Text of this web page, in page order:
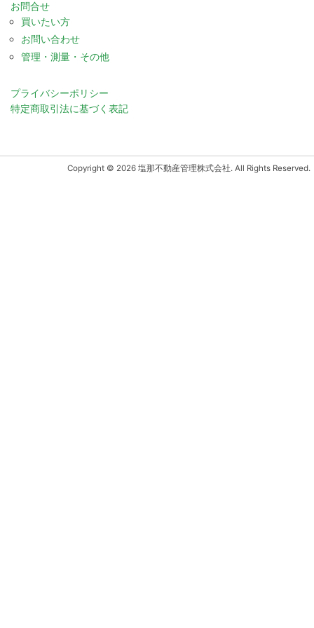
お問合せ
買いたい方
お問い合わせ
管理・測量・その他
プライバシーポリシー
特定商取引法に基づく表記
Copyright © 2026 塩那不動産管理株式会社. All Rights Reserved.